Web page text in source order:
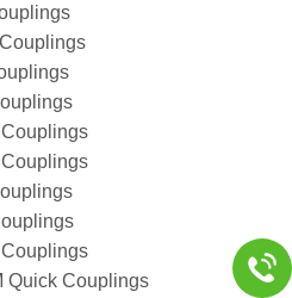
Quick Couplings